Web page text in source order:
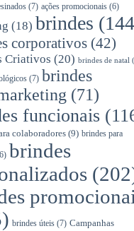
(7) ações promocionais(6)
(18) brindes
corporativos(42)
Criativos (20) brindes de natal
(7) brindes
(71)
funcionais
colaboradores(9) brindes para
brindes
brindes úteis(7) Campanhas